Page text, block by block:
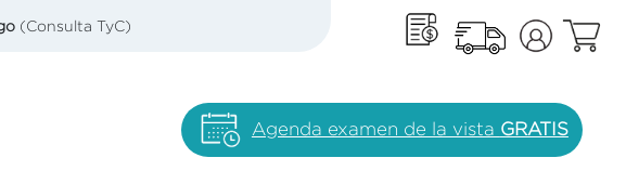
(Consulta TyC)
Agenda examen de la vista GRATIS